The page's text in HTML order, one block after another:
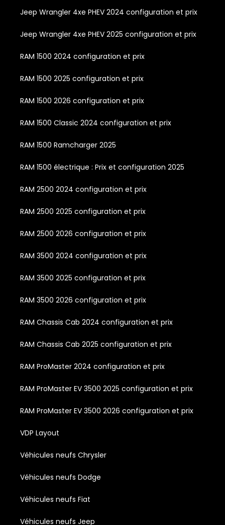
Jeep Wrangler 4xe PHEV 2024 configuration et prix
Jeep Wrangler 4xe PHEV 2025 configuration et prix
RAM 1500 2024 configuration et prix
RAM 1500 2025 configuration et prix
RAM 1500 2026 configuration et prix
RAM 1500 Classic 2024 configuration et prix
RAM 1500 Ramcharger 2025
RAM 1500 électrique : Prix et configuration 2025
RAM 2500 2024 configuration et prix
RAM 2500 2025 configuration et prix
RAM 2500 2026 configuration et prix
RAM 3500 2024 configuration et prix
RAM 3500 2025 configuration et prix
RAM 3500 2026 configuration et prix
RAM Chassis Cab 2024 configuration et prix
RAM Chassis Cab 2025 configuration et prix
RAM ProMaster 2024 configuration et prix
RAM ProMaster EV 3500 2025 configuration et prix
RAM ProMaster EV 3500 2026 configuration et prix
VDP Layout
Véhicules neufs Chrysler
Véhicules neufs Dodge
Véhicules neufs Fiat
Véhicules neufs Jeep